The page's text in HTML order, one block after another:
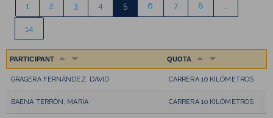
1 2 3 4 5 6 7 8
14
PARTICIPANT QUOTA
GRAGERA FERNÁNDEZ, DAVID CARRERA 10 KILÓMETROS
BAENA TERRÓN, MARÍA CARRERA 10 KILÓMETROS